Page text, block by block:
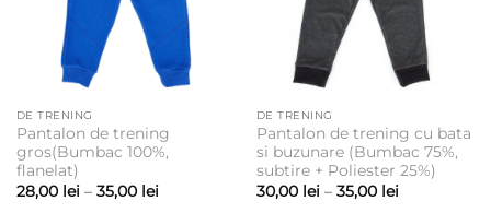
DE TRENING
Pantalon de trening
gros(Bumbac 100%,
flanelat)
28,00 lei – 35,00 leiInterval
DE TRENING
Pantalon de trening cu bata
si buzunare (Bumbac 75%,
subtire + Poliester 25%)
30,00 lei – 35,00 leiInterval